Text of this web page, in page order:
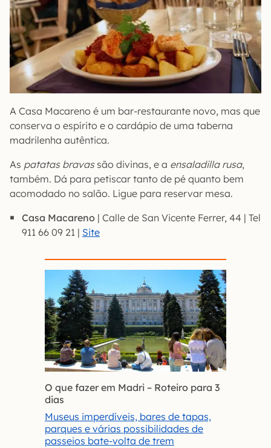
A Casa Macareno é um bar-restaurante novo, mas que
conserva o espírito e o cardápio de uma taberna
madrilenha autêntica.
As patatas bravassão divinas, e a ensaladilla rusa,
também. Dá para petiscar tanto de pé quanto bem
acomodado no salão. Ligue para reservar mesa.
Casa Macareno | Calle de San Vicente Ferrer, 44 | Tel
911 66 09 21 | Site
O que fazer em Madri – Roteiro para 3
dias
Museus imperdíveis, bares de tapas,
parques e várias possibilidades de
passeios bate-volta de trem